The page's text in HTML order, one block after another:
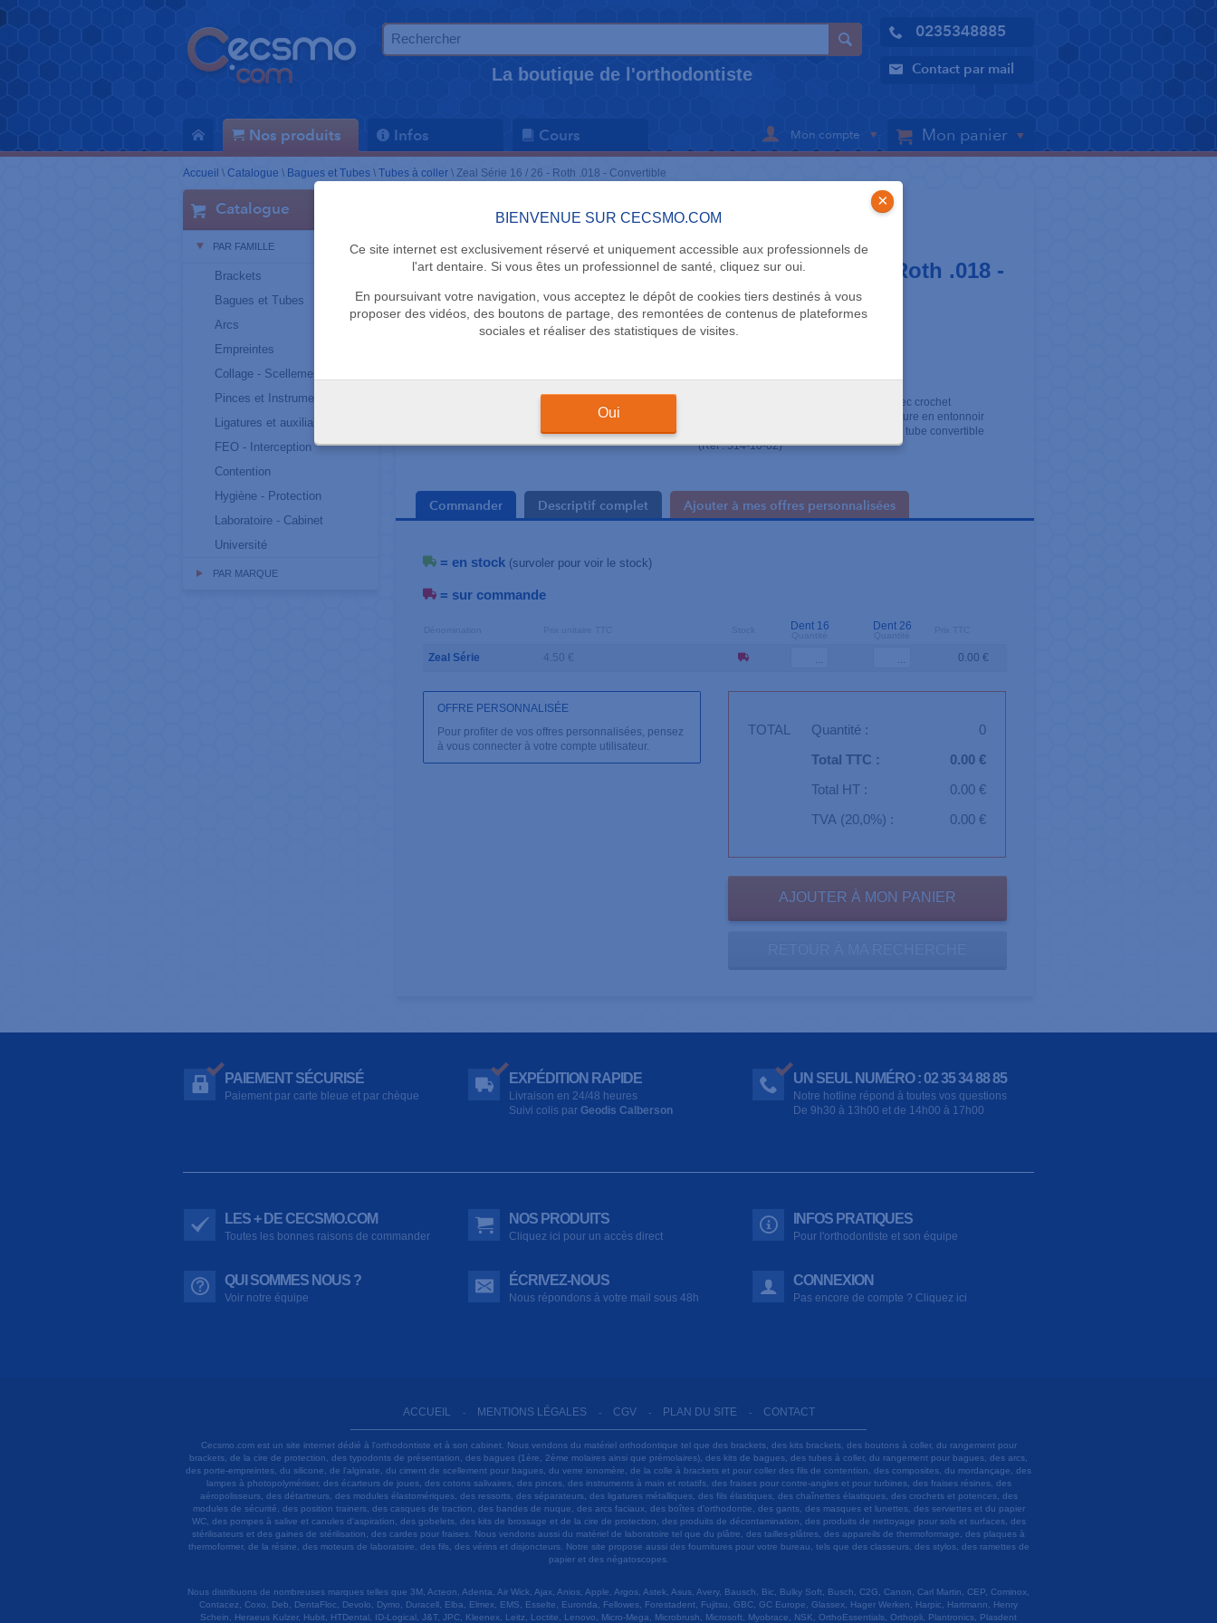
La boutique de l'orthodontiste
0235348885
Contact par mail
Nos produits Infos Cours Mon compte Mon panier
BIENVENUE SUR CECSMO.COM
Ce site internet est exclusivement réservé et uniquement accessible aux professionnels de
l'art dentaire. Si vous êtes un professionnel de santé, cliquez sur oui.
En poursuivant votre navigation, vous acceptez le dépôt de cookies tiers destinés à vous
proposer des vidéos, des boutons de partage, des remontées de contenus de plateformes
sociales et réaliser des statistiques de visites.
×
Oui
Accueil \ Catalogue \ Bagues et Tubes \ Tubes à coller \ Zeal Série 16 / 26 - Roth .018 - Convertible
Catalogue
PAR FAMILLE
Brackets
Bagues et Tubes
Arcs
Empreintes
Collage - Scellement
Pinces et Instruments
Ligatures et auxiliaires
FEO - Interception
Contention
Hygiène - Protection
Laboratoire - Cabinet
Université
PAR MARQUE
TUBES À COLLER
Zeal Série 16 / 26 - Roth .018 -
Convertible
DTC
. Tubes à base mesh anatomique avec crochet
. Insertion des arcs facilité grâce à l'ouverture en entonnoir
. À utiliser avec une pince spécifique pour tube convertible
(Réf : 514-10-02)
Commander Descriptif complet Ajouter à mes offres personnalisées
= en stock (survoler pour voir le stock)
= sur commande
Dent 16 Dent 26
Zeal Série 4.50 € 0.00 €
OFFRE PERSONNALISÉE
Pour profiter de vos offres personnalisées, pensez
à vous connecter à votre compte utilisateur.
TOTAL Quantité :
0
Total TTC :
0.00 €
Total HT :
0.00 €
TVA (20,0%) :
0.00 €
PAIEMENT SÉCURISÉ
Paiement par carte bleue et par chèque
EXPÉDITION RAPIDE
Livraison en 24/48 heures
Suivi colis par Geodis Calberson
UN SEUL NUMÉRO : 02 35 34 88 85
Notre hotline répond à toutes vos questions
De 9h30 à 13h00 et de 14h00 à 17h00
LES + DE CECSMO.COM
Toutes les bonnes raisons de commander
NOS PRODUITS
Cliquez ici pour un accès direct
INFOS PRATIQUES
Pour l'orthodontiste et son équipe
QUI SOMMES NOUS ?
Voir notre équipe
ÉCRIVEZ-NOUS
Nous répondons à votre mail sous 48h
CONNEXION
Pas encore de compte ? Cliquez ici
ACCUEIL - MENTIONS LÉGALES - CGV - PLAN DU SITE - CONTACT
Cecsmo.com est un site internet dédié à l'orthodontiste et à son cabinet. Nous vendons du matériel orthodontique tel que des brackets, des kits brackets, des boutons à coller, du rangement pour
brackets, de la cire de protection, des typodonts de présentation, des bagues (1ère, 2ème molaires ainsi que prémolaires), des kits de bagues, des tubes à coller, du rangement pour bagues, des arcs,
des porte-empreintes, du silicone, de l'alginate, du ciment de scellement pour bagues, du verre ionomère, de la colle à brackets et pour coller des fils de contention, des composites, du mordançage, des
lampes à photopolymériser, des écarteurs de joues, des cotons salivaires, des pinces, des instruments à main et rotatifs, des fraises pour contre-angles et pour turbines, des fraises résines, des
aéropolisseurs, des détartreurs, des modules élastomériques, des ressorts, des séparateurs, des ligatures métalliques, des fils élastiques, des chaînettes élastiques, des crochets et potences, des
modules de sécurité, des position trainers, des casques de traction, des bandes de nuque, des arcs faciaux, des boîtes d'orthodontie, des gants, des masques et lunettes, des serviettes et du papier
WC, des pompes à salive et canules d'aspiration, des gobelets, des kits de brossage et de la cire de protection, des produits de décontamination, des produits de nettoyage pour sols et surfaces, des
stérilisateurs et des gaines de stérilisation, des cardes pour fraises. Nous vendons aussi du matériel de laboratoire tel que du plâtre, des tailles-plâtres, des appareils de thermoformage, des plaques à
thermoformer, de la résine, des moteurs de laboratoire, des fils, des vérins et disjoncteurs. Notre site propose aussi des fournitures pour votre bureau, tels que des classeurs, des stylos, des ramettes de
papier et des négatoscopes.
Nous distribuons de nombreuses marques telles que 3M, Acteon, Adenta, Air Wick, Ajax, Anios, Apple, Argos, Astek, Asus, Avery, Bausch, Bic, Bulky Soft, Busch, C2G, Canon, Carl Martin, CEP, Cominox,
Contacez, Coxo, Deb, DentaFloc, Devolo, Dymo, Duracell, Elba, Elmex, EMS, Esselte, Euronda, Fellowes, Forestadent, Fujitsu, GBC, GC Europe, Glassex, Hager Werken, Harpic, Hartmann, Henry
Schein, Heraeus Kulzer, Hubit, HTDental, ID-Logical, J&T, JPC, Kleenex, Leitz, Loctite, Lenovo, Micro-Mega, Microbrush, Microsoft, Myobrace, NSK, OrthoEssentials, Orthopli, Plantronics, Plasdent